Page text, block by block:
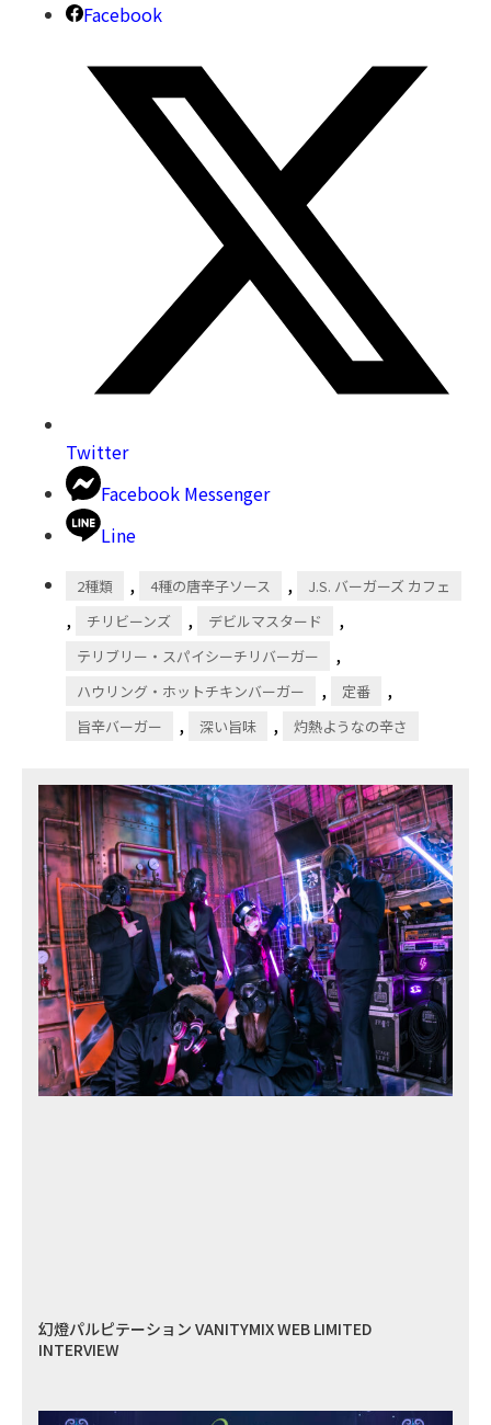
Facebook
Twitter
Facebook Messenger
Line
2種類 , 4種の唐辛子ソース , J.S. バーガーズ カフェ
, チリビーンズ , デビルマスタード ,
テリブリー・スパイシーチリバーガー ,
ハウリング・ホットチキンバーガー , 定番 ,
旨辛バーガー , 深い旨味 , 灼熱ようなの辛さ
幻燈パルピテーション VANITYMIX WEB LIMITED
INTERVIEW